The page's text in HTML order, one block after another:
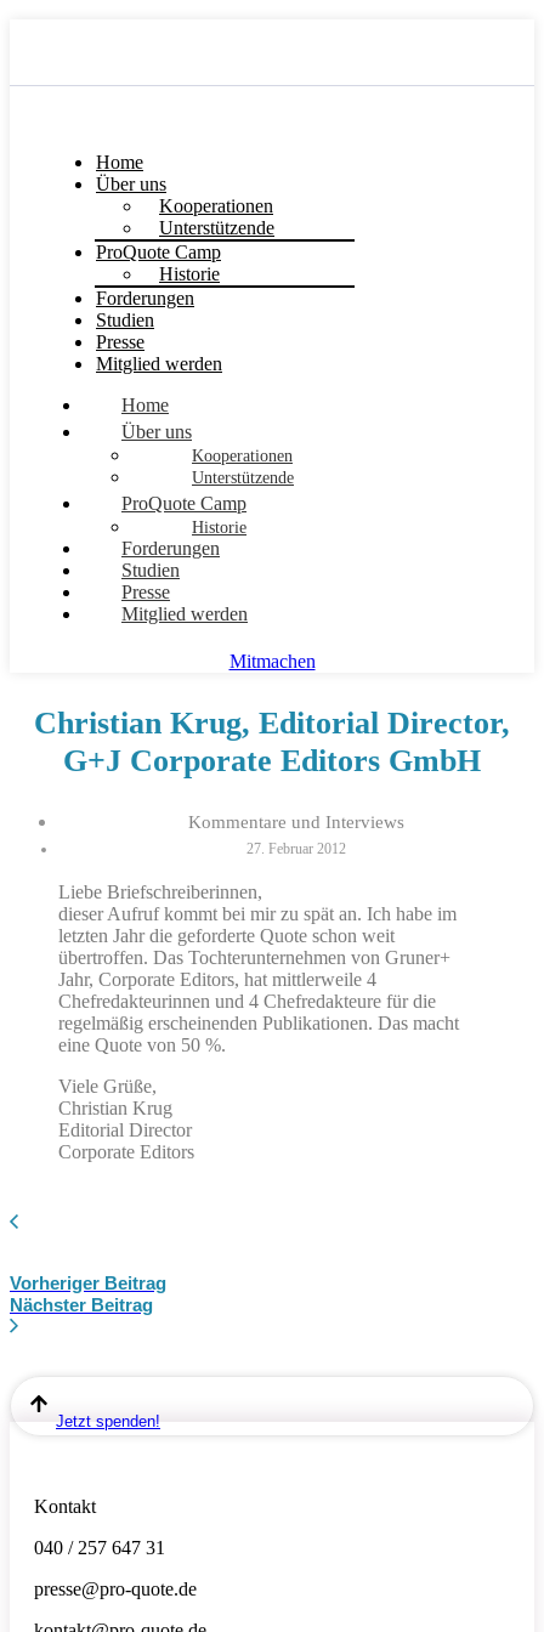
Home
Über uns
Kooperationen
Unterstützende
ProQuote Camp
Historie
Forderungen
Studien
Presse
Mitglied werden
Home
Über uns
Kooperationen
Unterstützende
ProQuote Camp
Historie
Forderungen
Studien
Presse
Mitglied werden
Mitmachen
Christian Krug, Editorial Director,
G+J Corporate Editors GmbH
Kommentare und Interviews
27. Februar 2012
Liebe Briefschreiberinnen,
dieser Aufruf kommt bei mir zu spät an. Ich habe im
letzten Jahr die geforderte Quote schon weit
übertroffen. Das Tochterunternehmen von Gruner+
Jahr, Corporate Editors, hat mittlerweile 4
Chefredakteurinnen und 4 Chefredakteure für die
regelmäßig erscheinenden Publikationen. Das macht
eine Quote von 50 %.
Viele Grüße,
Christian Krug
Editorial Director
Corporate Editors
Vorheriger Beitrag
Nächster Beitrag
Jetzt spenden!
Kontakt
040 / 257 647 31
presse@pro-quote.de